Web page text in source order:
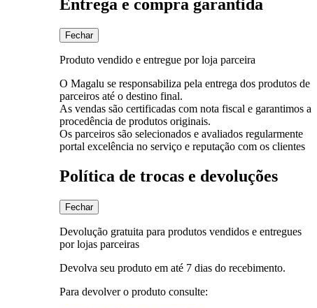
Entrega e compra garantida
Fechar
Produto vendido e entregue por loja parceira
O Magalu se responsabiliza pela entrega dos produtos de
parceiros até o destino final.
As vendas são certificadas com nota fiscal e garantimos a
procedência de produtos originais.
Os parceiros são selecionados e avaliados regularmente
portal excelência no serviço e reputação com os clientes
Política de trocas e devoluções
Fechar
Devolução gratuita para produtos vendidos e entregues
por lojas parceiras
Devolva seu produto em até 7 dias do recebimento.
Para devolver o produto consulte: